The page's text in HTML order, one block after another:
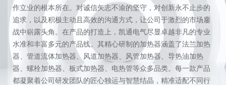
作立业的根本所在。对诚信矢志不渝的坚守，对创新永不止步的
追求，以及积极主动且高效的沟通方式，让公司于激烈的市场鏖
战中崭露头角。在产品的打造上，凯通电气尽显卓越非凡的专业
水准和丰富多元的产品线。其精心研制的加热器涵盖了法兰加热
器、管道流体加热器、风道加热器、风管加热器、导热油加热
器、螺栓加热器、板式加热器、电热管等众多品类。每一款产品
都凝聚着公司研发团队的匠心独运与智慧结晶，精准适配不同行